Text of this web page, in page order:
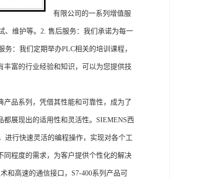
智控技术(上海)有限公司的一系列增值服
、维护等。2. 售后服务：我们承诺为每一
：我们定期举办PLC相关的培训课程，
丰富的行业经验和知识，可以为您提供技
品系列，凭借其性能和可靠性，成为了
展现出的适用性和灵活性。SIEMENS西
进行快速灵活的编程操作，实现对各个工
同程度的需求，为客户提供个性化的解决
和高速的通信接口，S7-400系列产品可